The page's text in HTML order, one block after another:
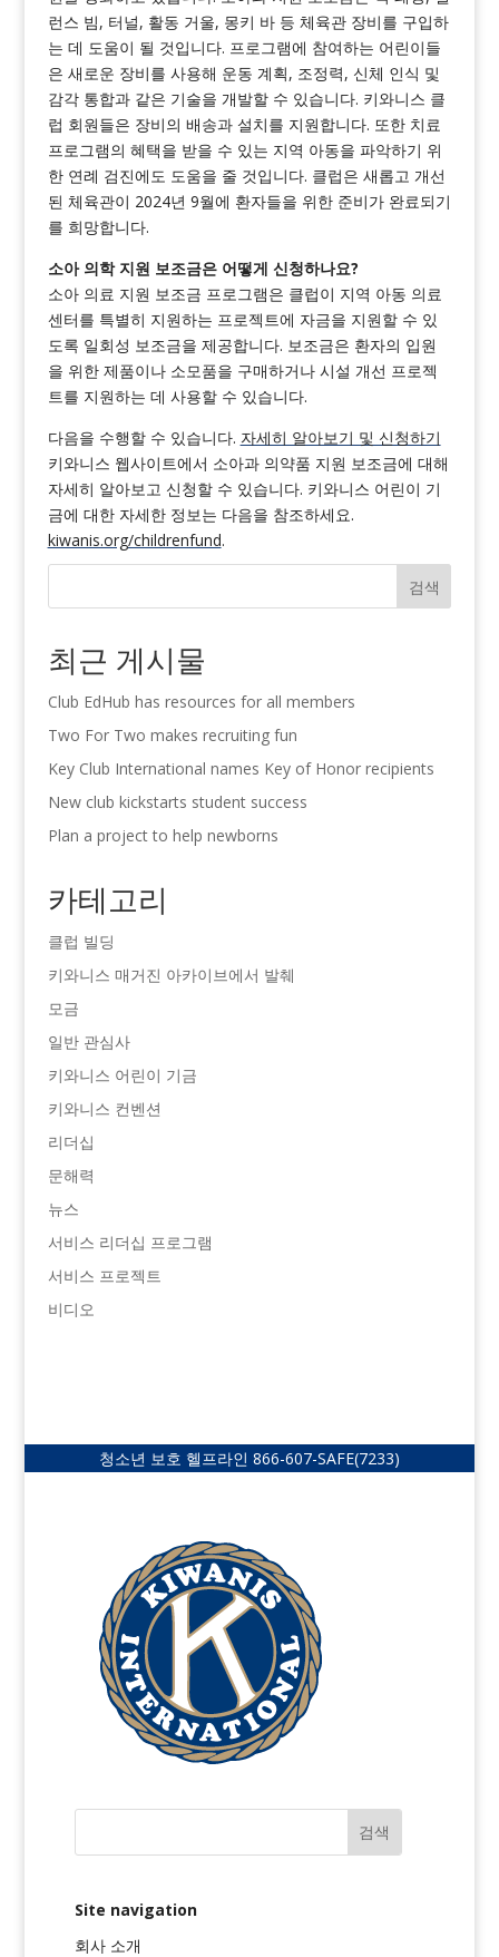
런스 빔, 터널, 활동 거울, 몽키 바 등 체육관 장비를 구입하
는 데 도움이 될 것입니다. 프로그램에 참여하는 어린이들
은 새로운 장비를 사용해 운동 계획, 조정력, 신체 인식 및
감각 통합과 같은 기술을 개발할 수 있습니다. 키와니스 클
럽 회원들은 장비의 배송과 설치를 지원합니다. 또한 치료
프로그램의 혜택을 받을 수 있는 지역 아동을 파악하기 위
한 연례 검진에도 도움을 줄 것입니다. 클럽은 새롭고 개선
된 체육관이 2024년 9월에 환자들을 위한 준비가 완료되기
를 희망합니다.
소아 의학 지원 보조금은 어떻게 신청하나요?
소아 의료 지원 보조금 프로그램은 클럽이 지역 아동 의료
센터를 특별히 지원하는 프로젝트에 자금을 지원할 수 있
도록 일회성 보조금을 제공합니다. 보조금은 환자의 입원
을 위한 제품이나 소모품을 구매하거나 시설 개선 프로젝
트를 지원하는 데 사용할 수 있습니다.
다음을 수행할 수 있습니다. 자세히 알아보기 및 신청하기
키와니스 웹사이트에서 소아과 의약품 지원 보조금에 대해
자세히 알아보고 신청할 수 있습니다. 키와니스 어린이 기
금에 대한 자세한 정보는 다음을 참조하세요.
kiwanis.org/childrenfund.
검색
최근 게시물
Club EdHub has resources for all members
Two For Two makes recruiting fun
Key Club International names Key of Honor recipients
New club kickstarts student success
Plan a project to help newborns
카테고리
클럽 빌딩
키와니스 매거진 아카이브에서 발췌
모금
일반 관심사
키와니스 어린이 기금
키와니스 컨벤션
리더십
문해력
뉴스
서비스 리더십 프로그램
서비스 프로젝트
비디오
청소년 보호 헬프라인 866-607-SAFE(7233)
Site navigation
회사 소개